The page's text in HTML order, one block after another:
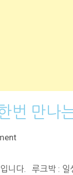
번 만나
니다. 루크박 :